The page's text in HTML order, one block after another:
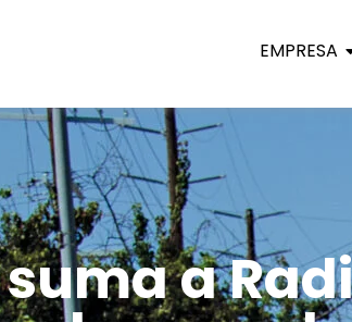
EMPRESA
a